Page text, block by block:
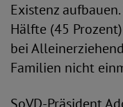
Existenz
Hälfte (45
bei
Familien nicht